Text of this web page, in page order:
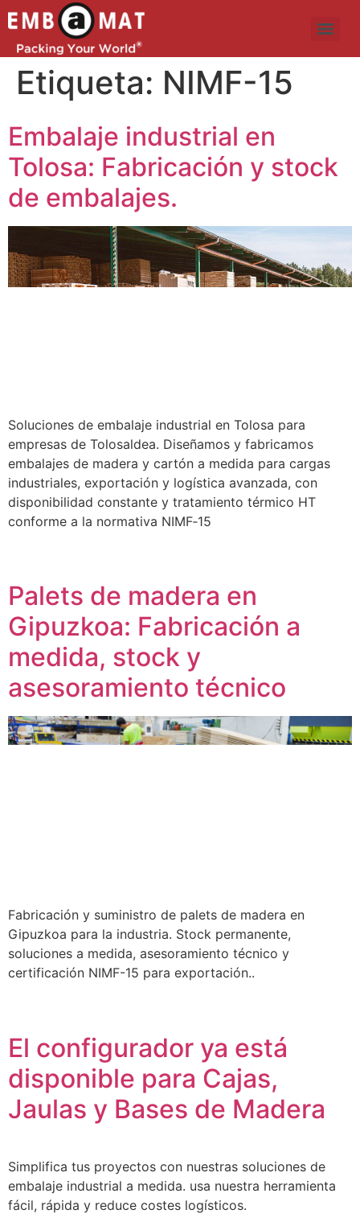
Etiqueta: NIMF-15
Embalaje industrial en
Tolosa: Fabricación y stock
de embalajes.
Soluciones de embalaje industrial en Tolosa para
empresas de Tolosaldea. Diseñamos y fabricamos
embalajes de madera y cartón a medida para cargas
industriales, exportación y logística avanzada, con
disponibilidad constante y tratamiento térmico HT
conforme a la normativa NIMF‑15
Palets de madera en
Gipuzkoa: Fabricación a
medida, stock y
asesoramiento técnico
Fabricación y suministro de palets de madera en
Gipuzkoa para la industria. Stock permanente,
soluciones a medida, asesoramiento técnico y
certificación NIMF-15 para exportación..
El configurador ya está
disponible para Cajas,
Jaulas y Bases de Madera
Simplifica tus proyectos con nuestras soluciones de
embalaje industrial a medida. usa nuestra herramienta
fácil, rápida y reduce costes logísticos.